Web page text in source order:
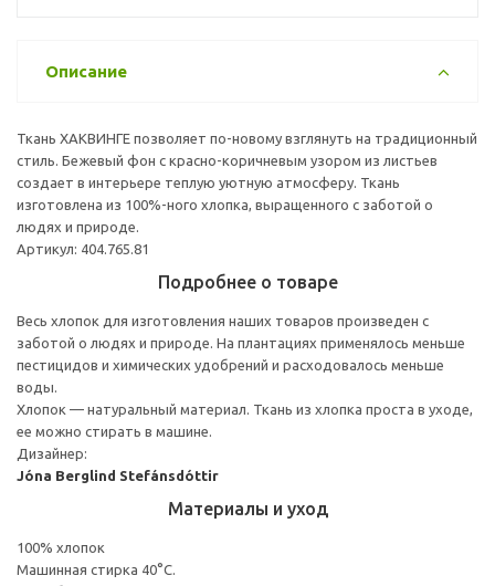
Описание
Ткань ХАКВИНГЕ позволяет по-новому взглянуть на традиционный
стиль. Бежевый фон с красно-коричневым узором из листьев
создает в интерьере теплую уютную атмосферу. Ткань
изготовлена из 100%-ного хлопка, выращенного с заботой о
людях и природе.
Артикул: 404.765.81
Подробнее о товаре
Весь хлопок для изготовления наших товаров произведен с
заботой о людях и природе. На плантациях применялось меньше
пестицидов и химических удобрений и расходовалось меньше
воды.
Хлопок — натуральный материал. Ткань из хлопка проста в уходе,
ее можно стирать в машине.
Дизайнер:
Jóna Berglind Stefánsdóttir
Материалы и уход
100% хлопок
Машинная стирка 40°С.